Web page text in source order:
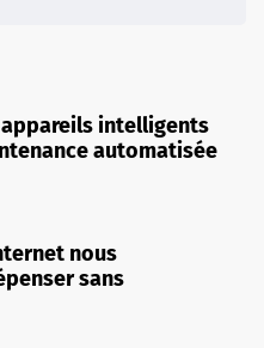
appareils intelligents
automatisée
nous
sans